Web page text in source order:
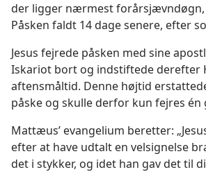
der ligger nærmest forårsjævndøgn,
Påsken faldt 14 dage senere, efter
Jesus fejrede påsken med sine
Iskariot bort og indstiftede derefter
aftensmåltid. Denne højtid
påske og skulle derfor kun fejres én
Mattæus’ evangelium beretter:
efter at have udtalt en velsignelse
det i stykker, og idet han gav det til